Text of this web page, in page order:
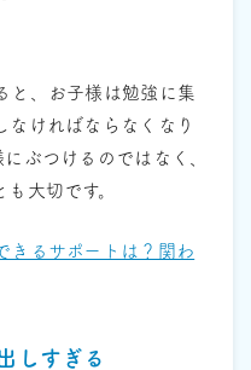
と、お子様は勉強に集
なければならなくなり
ぶつけるのではなく、
大切です。
きるサポートは？関わ
しすぎる